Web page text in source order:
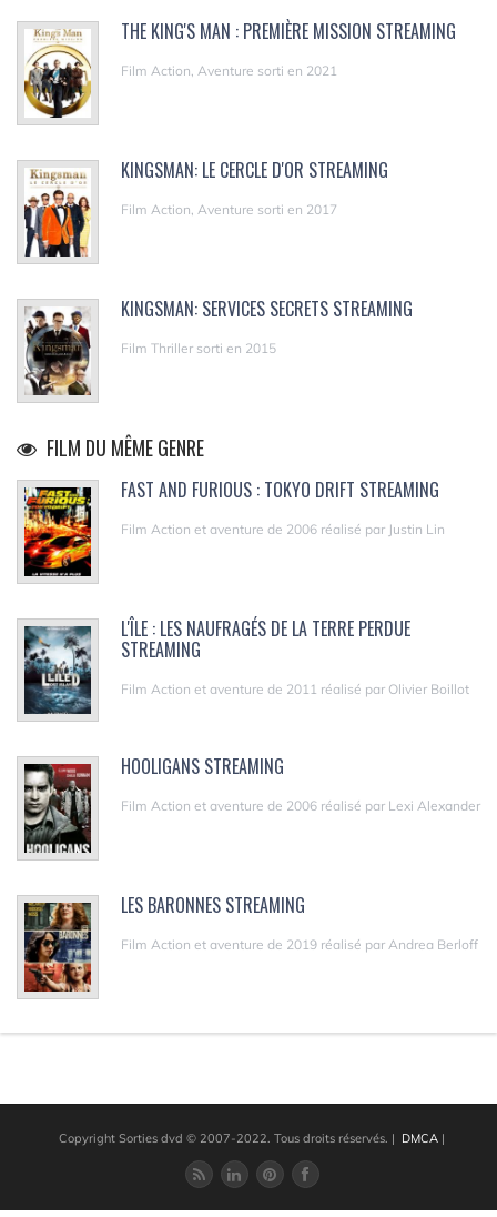
THE KING'S MAN : PREMIÈRE MISSION STREAMING
Film Action, Aventure sorti en 2021
KINGSMAN: LE CERCLE D'OR STREAMING
Film Action, Aventure sorti en 2017
KINGSMAN: SERVICES SECRETS STREAMING
Film Thriller sorti en 2015
FILM DU MÊME GENRE
FAST AND FURIOUS : TOKYO DRIFT STREAMING
Film Action et aventure de 2006 réalisé par Justin Lin
L'ÎLE : LES NAUFRAGÉS DE LA TERRE PERDUE
STREAMING
Film Action et aventure de 2011 réalisé par Olivier Boillot
HOOLIGANS STREAMING
Film Action et aventure de 2006 réalisé par Lexi Alexander
LES BARONNES STREAMING
Film Action et aventure de 2019 réalisé par Andrea Berloff
Copyright Sorties dvd © 2007-2022. Tous droits réservés. | DMCA|